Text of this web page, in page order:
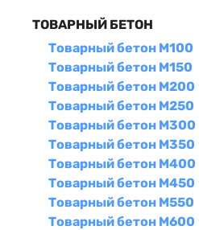
ТОВАРНЫЙ БЕТОН
Товарный бетон М100
Товарный бетон М150
Товарный бетон М200
Товарный бетон М250
Товарный бетон М300
Товарный бетон М350
Товарный бетон М400
Товарный бетон М450
Товарный бетон М550
Товарный бетон М600